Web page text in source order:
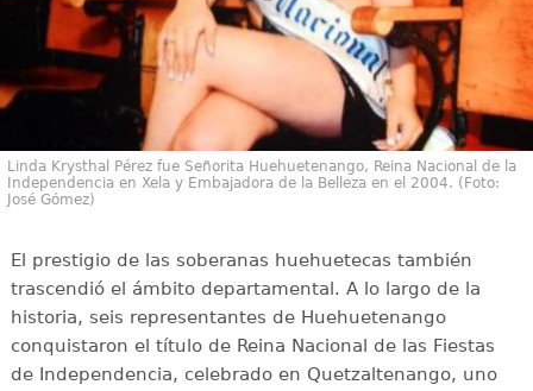
Linda Krysthal Pérez fue Señorita Huehuetenango, Reina Nacional de la
Independencia en Xela y Embajadora de la Belleza en el 2004. (Foto:
José Gómez)
El prestigio de las soberanas huehuetecas también
trascendió el ámbito departamental. A lo largo de la
historia, seis representantes de Huehuetenango
conquistaron el título de Reina Nacional de las Fiestas
de Independencia, celebrado en Quetzaltenango, uno